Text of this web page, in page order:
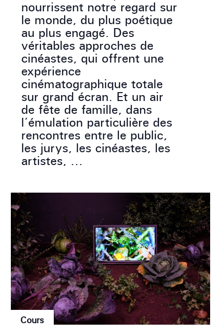
nourrissent notre regard sur
le monde, du plus poétique
au plus engagé. Des
véritables approches de
cinéastes, qui offrent une
expérience
cinématographique totale
sur grand écran. Et un air
de fête de famille, dans
l’émulation particulière des
rencontres entre le public,
les jurys, les cinéastes, les
artistes, …
Cours